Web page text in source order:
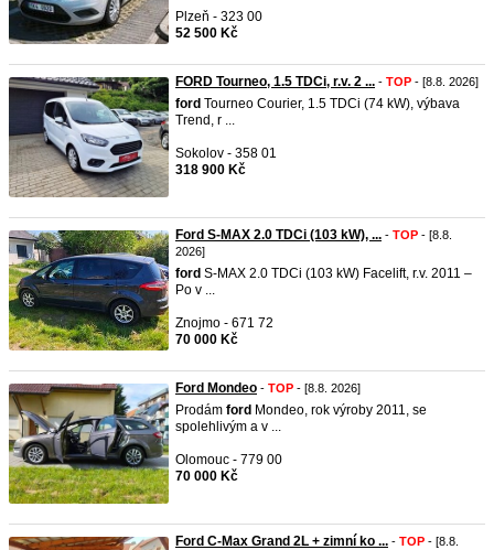
Plzeň - 323 00
52 500 Kč
FORD Tourneo, 1.5 TDCi, r.v. 2 ... - TOP - [8.8. 2026]
ford Tourneo Courier, 1.5 TDCi (74 kW), výbava
Trend, r ...
Sokolov - 358 01
318 900 Kč
Ford S-MAX 2.0 TDCi (103 kW), ... - TOP - [8.8.
2026]
ford S-MAX 2.0 TDCi (103 kW) Facelift, r.v. 2011 –
Po v ...
Znojmo - 671 72
70 000 Kč
Ford Mondeo - TOP - [8.8. 2026]
Prodám ford Mondeo, rok výroby 2011, se
spolehlivým a v ...
Olomouc - 779 00
70 000 Kč
Ford C-Max Grand 2L + zimní ko ... - TOP - [8.8.